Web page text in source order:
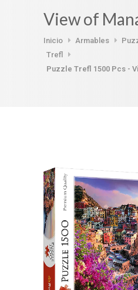
View of
Inicio Armables
Trefl
Puzzle Trefl 1500 Pcs -